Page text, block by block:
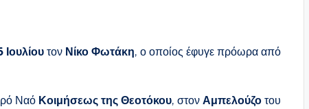
Ιουλίουτον Νίκο Φωτάκη, ο οποίος έφυγε πρόωρα από
Ναό Κοιμήσεως της Θεοτόκου, στον Αμπελούζο του